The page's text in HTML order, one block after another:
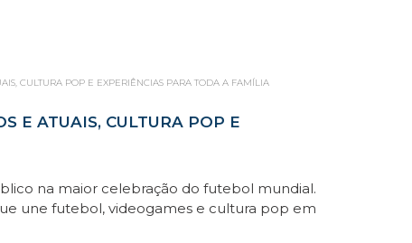
CULTURA POP E EXPERIÊNCIAS PARA TODA A FAMÍLIA
E ATUAIS, CULTURA POP E
na maior celebração do futebol mundial.
une futebol, videogames e cultura pop em